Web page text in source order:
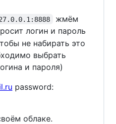
жмём
логин и пароль
не набирать это
выбрать
и пароля)
password:
облаке.